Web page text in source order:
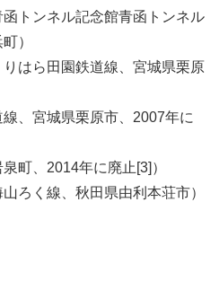
トンネル記念館青函トンネル
）
はら田園鉄道線、宮城県栗原
、宮城県栗原市、2007年に
町、2014年に廃止[3]）
ろく線、秋田県由利本荘市）